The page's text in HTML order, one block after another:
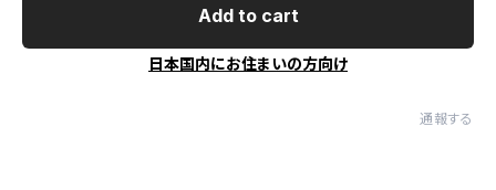
Add to cart
日本国内にお住まいの方向け
通報する